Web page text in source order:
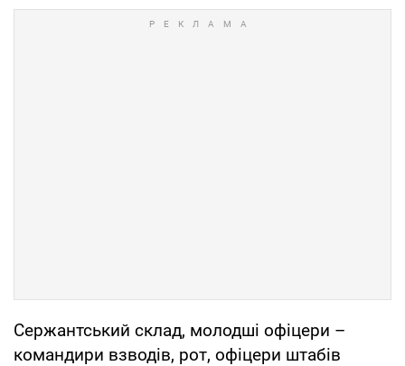
Сержантський склад, молодші офіцери –
командири взводів, рот, офіцери штабів